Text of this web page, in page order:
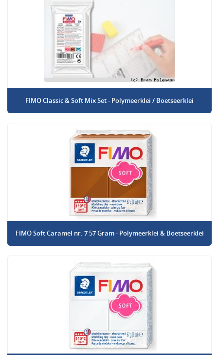
FIMO Classic & Soft Mix Set - Polymeerklei / Boetseerklei
FIMO Soft Caramel nr. 7 57 Gram - Polymeerklei & Boetseerklei